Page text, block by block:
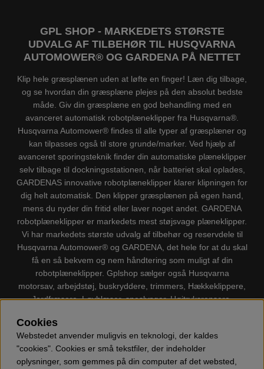
GPL SHOP - MARKEDETS STØRSTE
UDVALG AF TILBEHØR TIL HUSQVARNA
AUTOMOWER® OG GARDENA PÅ NETTET
Klip hele græsplænen uden at løfte en finger! Læn dig tilbage,
og se hvordan din græsplæne plejes på den absolut bedste
måde. Giv din græsplæne en god behandling med en
avanceret automatisk robotplæneklipper fra Husqvarna®.
Husqvarna Automower® findes til alle typer af græsplæner og
kan tilpasses også til store grunde/marker. Ved hjælp af
avanceret sporingsteknik finder din automatiske plæneklipper
selv tilbage til dockningsstationen, når batteriet skal oplades,
GARDENAS innovative robotplæneklipper klarer klipningen for
dig helt automatisk. Den klipper græsplænen på egen hand,
mens du nyder din fritid eller laver noget andet. GARDENA
robotplæneklipper er markedets mest støjsvage plæneklipper.
Vi har markedets største udvalg af tilbehør og reservdele til
Husqvarna Automower® og GARDENA, det hele for at du skal
få en så bekvem og nem håndtering som muligt af din
robotplæneklipper. Gplshop sælger også Husqvarna
motorsav, arbejdstøj, buskryddere, trimmers, Hækkeklippere,
Jordfræsere, Løvblæser, sneslynger, Højtryksrensere,
Cookies
Webstedet anvender muligvis en teknologi, der kaldes
"cookies". Cookies er små tekstfiler, der indeholder
oplysninger, som gemmes på din computer af det websted,